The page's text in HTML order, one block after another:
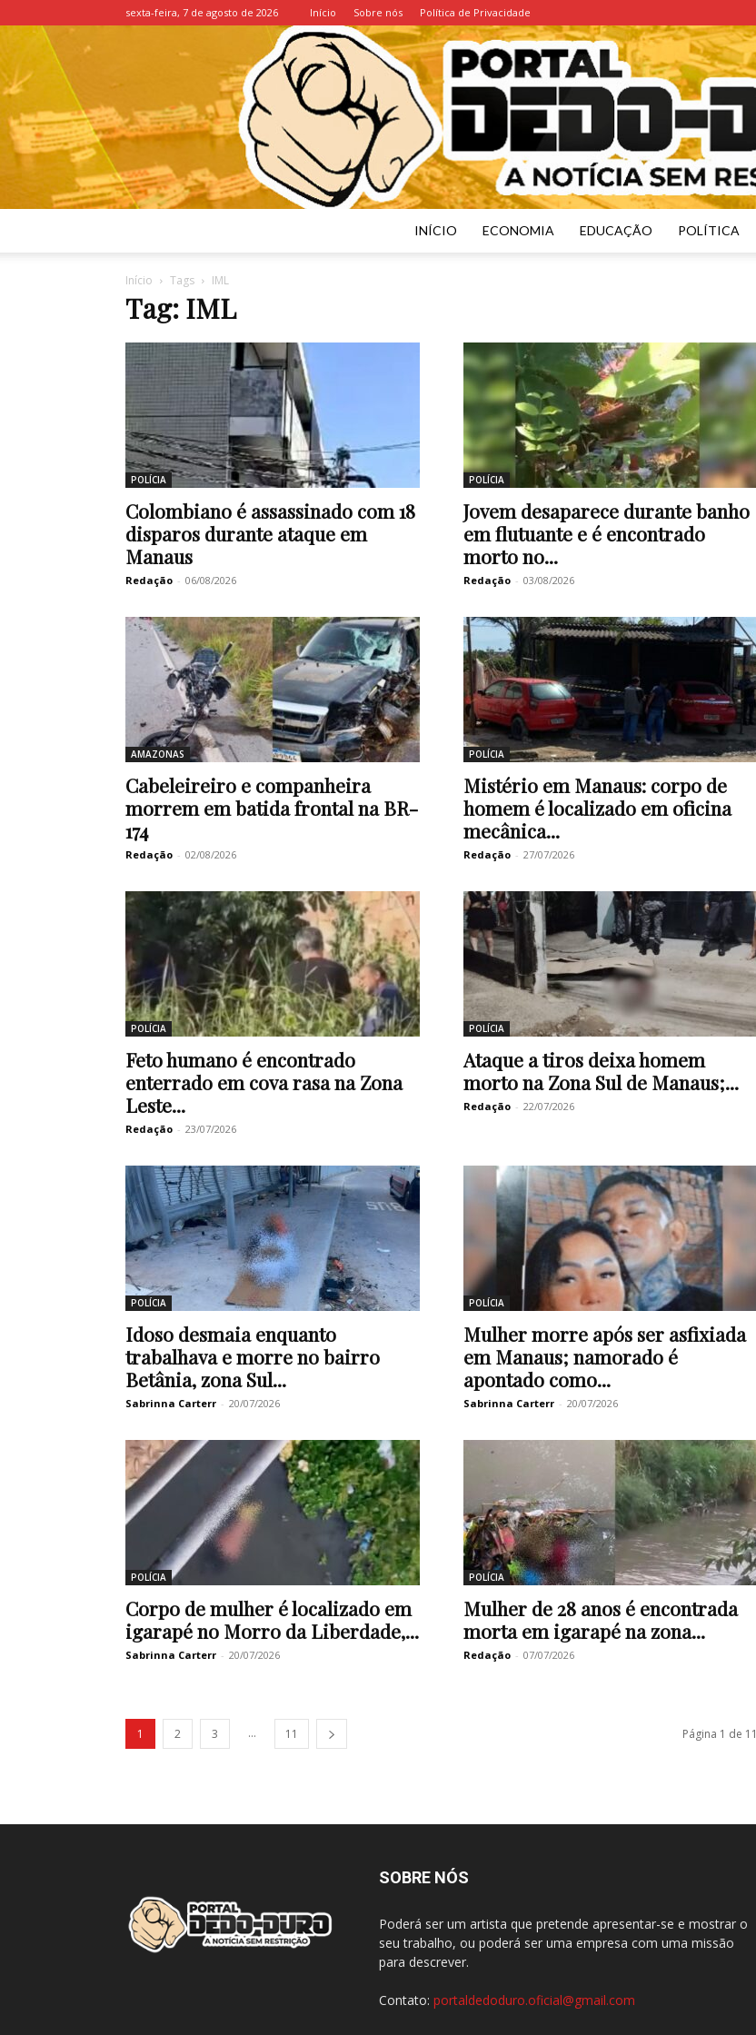
sexta-feira, 7 de agosto de 2026 Início Sobre nós Política de Privacidade
Dedo
Duro
INÍCIO ECONOMIA EDUCAÇÃO POLÍTICA
Início Tags IML
Tag: IML
POLÍCIA
Colombiano é assassinado com 18
disparos durante ataque em
Manaus
Redação - 06/08/2026
POLÍCIA
Jovem desaparece durante banho
em flutuante e é encontrado
morto no...
Redação - 03/08/2026
AMAZONAS
Cabeleireiro e companheira
morrem em batida frontal na BR-
174
Redação - 02/08/2026
POLÍCIA
Mistério em Manaus: corpo de
homem é localizado em oficina
mecânica...
Redação - 27/07/2026
POLÍCIA
Feto humano é encontrado
enterrado em cova rasa na Zona
Leste...
Redação - 23/07/2026
POLÍCIA
Ataque a tiros deixa homem
morto na Zona Sul de Manaus;...
Redação - 22/07/2026
POLÍCIA
Idoso desmaia enquanto
trabalhava e morre no bairro
Betânia, zona Sul...
Sabrinna Carterr - 20/07/2026
POLÍCIA
Mulher morre após ser asfixiada
em Manaus; namorado é
apontado como...
Sabrinna Carterr - 20/07/2026
POLÍCIA
Corpo de mulher é localizado em
igarapé no Morro da Liberdade,...
Sabrinna Carterr - 20/07/2026
POLÍCIA
Mulher de 28 anos é encontrada
morta em igarapé na zona...
Redação - 07/07/2026
1 2 3 ... 11 Página 1 de 11
SOBRE NÓS
Poderá ser um artista que pretende apresentar-se e mostrar o
seu trabalho, ou poderá ser uma empresa com uma missão
para descrever.
Contato: portaldedoduro.oficial@gmail.com